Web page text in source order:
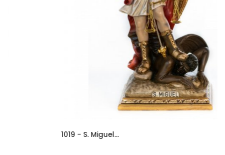
1019 - S. Miguel...